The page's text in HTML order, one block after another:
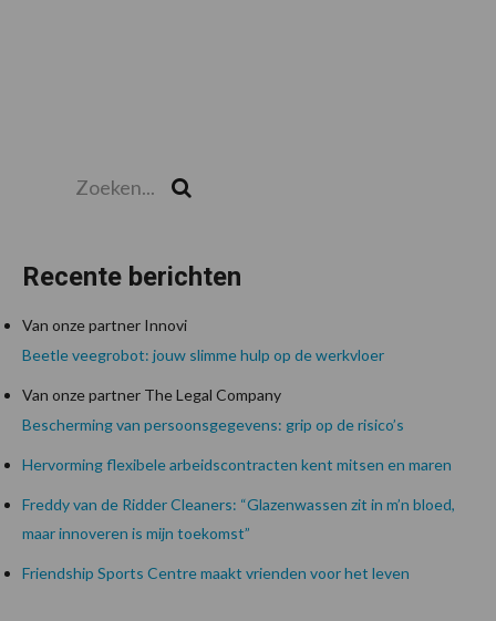
Recente berichten
Van onze partner Innovi
Beetle veegrobot: jouw slimme hulp op de werkvloer
Van onze partner The Legal Company
Bescherming van persoonsgegevens: grip op de risico’s
Hervorming flexibele arbeidscontracten kent mitsen en maren
Freddy van de Ridder Cleaners: “Glazenwassen zit in m’n bloed,
maar innoveren is mijn toekomst”
Friendship Sports Centre maakt vrienden voor het leven